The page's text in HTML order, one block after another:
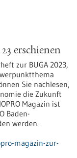
erschienen
zur BUGA 2023,
Sie nachlesen,
die Zukunft
Magazin ist
Baden-
werden.
magazin-zur-